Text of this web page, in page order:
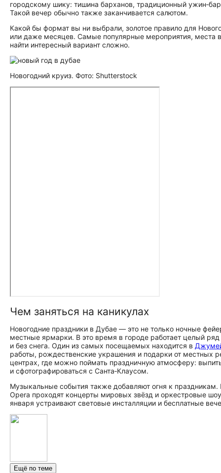
городскому шику: тишина барханов, традиционный
Такой вечер обычно также заканчивается салютом.
Какой бы формат вы ни выбрали, золотое правило для
или даже месяцев. Самые популярные мероприятия, места
найти интересный вариант сложно.
Новогодний круиз. Фото: Shutterstock
Чем заняться на каникулах
Новогодние праздники в Дубае — это не только ночные
местные ярмарки. В это время в городе работает целый
и без снега. Один из самых посещаемых находится в
работы, рождественские украшения и подарки от местных
центрах, где можно поймать праздничную атмосферу:
и сфотографироваться с Санта‑Клаусом.
Музыкальные события также добавляют огня к
Opera проходят концерты мировых звёзд и оркестровые
января устраивают световые инсталляции и бесплатные
Ещё по теме